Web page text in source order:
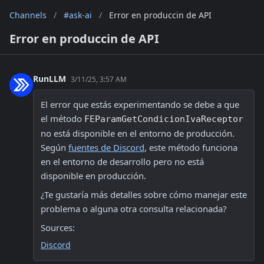
Channels / #ask-ai / Error en produccin de API
Error en produccin de API
RunLLM 3/11/25, 3:57 AM
El error que estás experimentando se debe a que
el método FEParamGetCondicionIvaReceptor
no está disponible en el entorno de producción.
Según fuentes de Discord, este método funciona
en el entorno de desarrollo pero no está
disponible en producción.
¿Te gustaría más detalles sobre cómo manejar este
problema o alguna otra consulta relacionada?
Sources:
Discord